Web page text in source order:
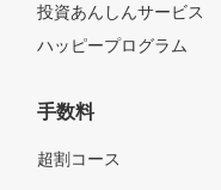
投資あんしんサービス
ハッピープログラム
手数料
超割コース